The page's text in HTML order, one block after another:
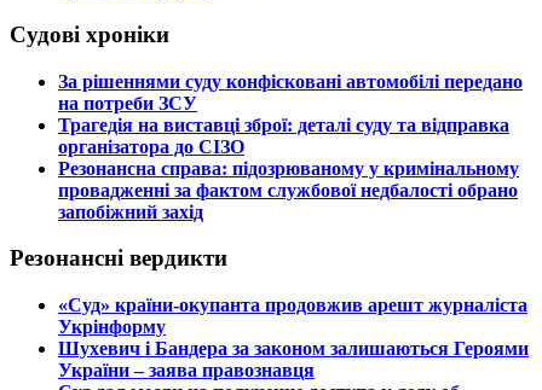
Судові хроніки
​За рішеннями суду конфісковані автомобілі передано
на потреби ЗСУ
​Трагедія на виставці зброї: деталі суду та відправка
організатора до СІЗО
​Резонансна справа: підозрюваному у кримінальному
провадженні за фактом службової недбалості обрано
запобіжний захід
Резонансні вердикти
​«Суд» країни-окупанта продовжив арешт журналіста
Укрінформу
Шухевич і Бандера за законом залишаються Героями
України – заява правознавця